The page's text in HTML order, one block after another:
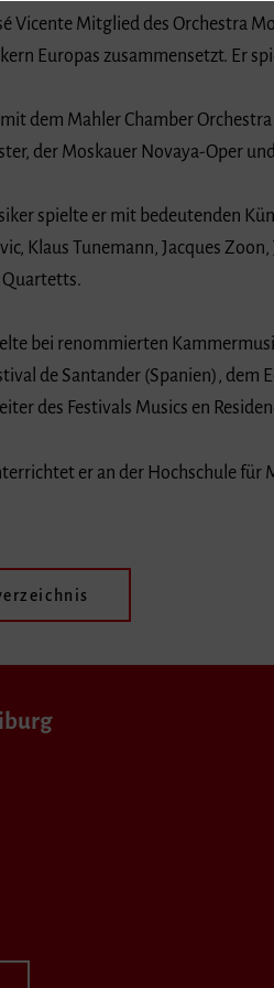
Vicente Mitglied des Orchestra
Europas zusammensetzt. Er
dem Mahler Chamber
der Moskauer Novaya-Oper
spielte er mit bedeutenden
Klaus Tunemann, Jacques
Quartetts.
bei renommierten
de Santander (Spanien),
des Festivals Musics en
er an der Hochschule für